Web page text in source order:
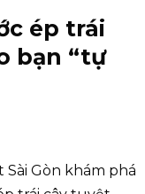
ép trái
bạn “tự
Sài Gòn khám phá